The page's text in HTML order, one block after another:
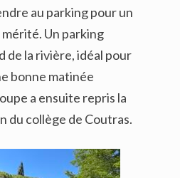
au parking pour un
Un parking
de la rivière, idéal pour
bonne matinée
a ensuite repris la
du collège de Coutras.